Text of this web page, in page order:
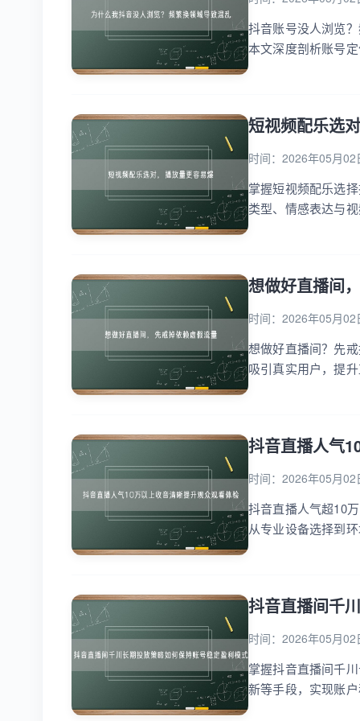
抖音账号没人浏览
本文深度剖析账号
短视频配乐选
时间：2026年05月02
掌握短视频配乐选
类型、情感表达与
想做好直播间
时间：2026年05月02
想做好直播间？先
吸引真实用户，提
抖音直播人气
时间：2026年05月02
抖音直播人气超10
从专业设备选择到
抖音直播间千
时间：2026年05月02
掌握抖音直播间千
新等手段，实现账